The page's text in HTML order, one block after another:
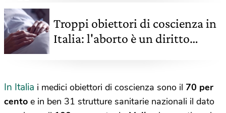
Troppi obiettori di coscienza in
Italia: l'aborto è un diritto
In Italia i medici obiettori di coscienza sono il 70 per
cento e in ben 31 strutture sanitarie nazionali il dato